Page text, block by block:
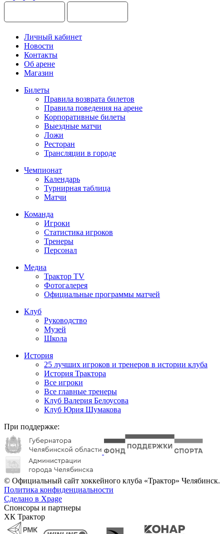
Личный кабинет
Новости
Контакты
Об арене
Магазин
Билеты
Правила возврата билетов
Правила поведения на арене
Корпоративные билеты
Выездные матчи
Ложи
Ресторан
Трансляции в городе
Чемпионат
Календарь
Турнирная таблица
Матчи
Команда
Игроки
Статистика игроков
Тренеры
Персонал
Медиа
Трактор TV
Фотогалерея
Официальные программы матчей
Клуб
Руководство
Музей
Школа
История
25 лучших игроков и тренеров в истории клуба
История Трактора
Все игроки
Все главные тренеры
Клуб Валерия Белоусова
Клуб Юрия Шумакова
При поддержке:
© Официальный сайт хоккейного клуба «Трактор» Челябинск.
Политика конфиденциальности
Сделано в Xpage
Спонсоры и партнеры
ХК Трактор